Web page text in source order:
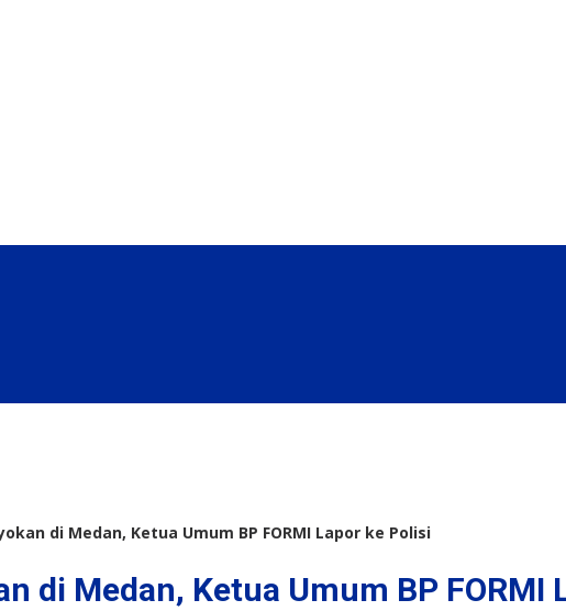
di Medan, Ketua Umum BP FORMI Lapor ke Polisi
di Medan, Ketua Umum BP FORMI